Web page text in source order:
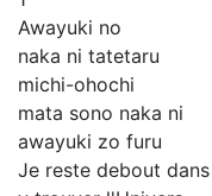
Awayuki no
naka ni tatetaru
michi-ohochi
mata sono naka ni
awayuki zo furu
Je reste debout